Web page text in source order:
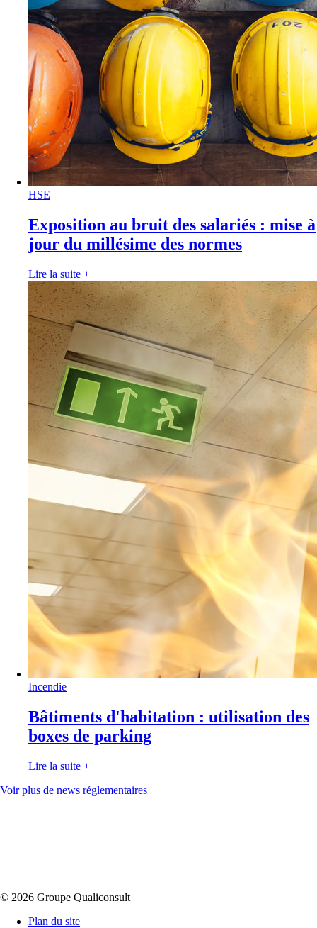
HSE
Exposition au bruit des salariés : mise à
jour du millésime des normes
Lire la suite +
Incendie
Bâtiments d'habitation : utilisation des
boxes de parking
Lire la suite +
Voir plus de news réglementaires
© 2026 Groupe Qualiconsult
Plan du site